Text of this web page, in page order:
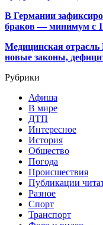
В Германии
браков — минимум с
Медицинская
новые законы,
Рубрики
Афиша
В мире
ДТП
Интересное
История
Общество
Погода
Происшествия
Публикации
Разное
Спорт
Транспорт